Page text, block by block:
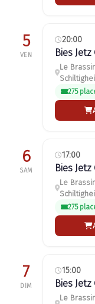
5
VEN
20:00
Bies
Le
275
6
SAM
17:00
Bies
Le
275
7
DIM
15:00
Bies
Le